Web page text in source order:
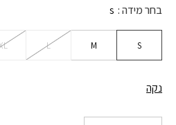
בחר מידה s
S
M
L
נקה